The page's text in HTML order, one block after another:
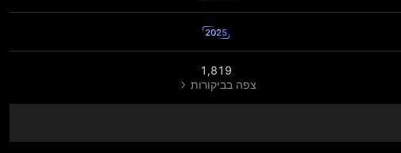
2025
1,819
צפה בביקורות